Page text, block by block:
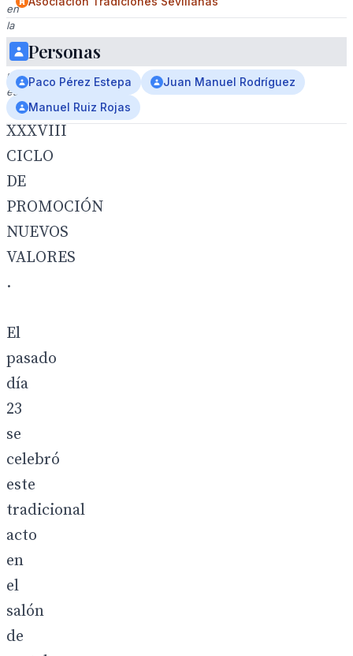
en
la
escalera
de
un
estadio.
XXXVIII
CICLO
DE
PROMOCIÓN
NUEVOS
VALORES
.
El
pasado
día
23
se
celebró
este
tradicional
acto
en
el
salón
de
Personas
Paco Pérez Estepa
Juan Manuel Rodríguez
Manuel Ruiz Rojas